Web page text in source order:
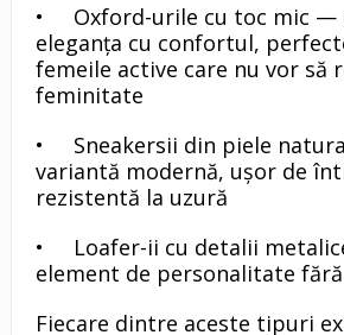
• Oxford-urile cu toc mic —
eleganța cu confortul,
femeile active care nu vor să
feminitate
• Sneakersii din piele
variantă modernă, ușor de
rezistentă la uzură
• Loafer-ii cu detalii
element de personalitate fără
Fiecare dintre aceste tipuri